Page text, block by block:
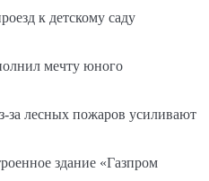
к детскому саду
мечту юного
за лесных пожаров усиливают
здание «Газпром